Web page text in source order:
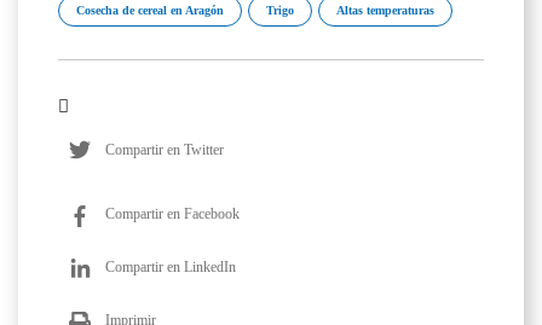
Cosecha de cereal en Aragón Trigo Altas temperaturas
Compartir en Twitter
Compartir en Facebook
Compartir en LinkedIn
Imprimir